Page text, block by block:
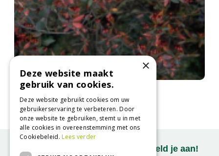
Appelbes
Aronia arbutifolia
Onze nieuwsbrief ontvangen? Meld je aan!
×
Deze website maakt
gebruik van cookies.
Deze website gebruikt cookies om uw
gebruikerservaring te verbeteren. Door
onze website te gebruiken, stemt u in met
alle cookies in overeenstemming met ons
Cookiebeleid.Lees verder